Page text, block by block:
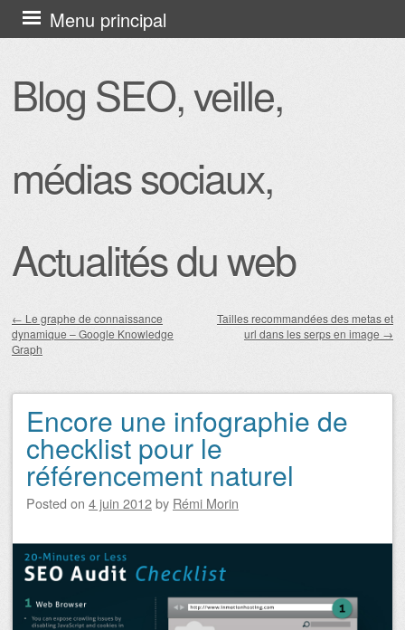
Blog SEO, veille,
médias sociaux,
Actualités du web
Menu principal
Aller
au
principal
Navigation des articles
← Le graphe de connaissance
dynamique – Google Knowledge
Graph
Tailles recommandées des metas et
url dans les serps en image →
Encore une infographie de
checklist pour le
référencement naturel
Posted on 4 juin 2012by Rémi Morin